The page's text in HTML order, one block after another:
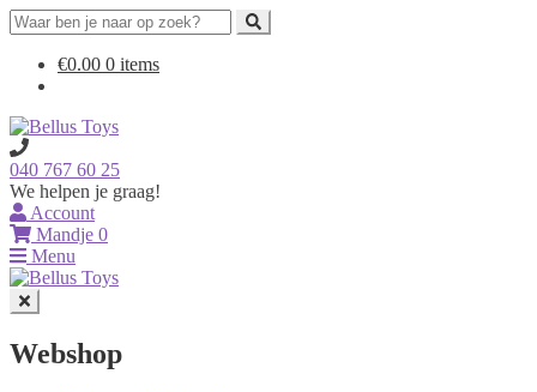
Search
for:
door
navigatie
naar
inhoud
€0.00 0 items
040 767 60 25
We helpen je graag!
Account
Mandje 0
Menu
Webshop